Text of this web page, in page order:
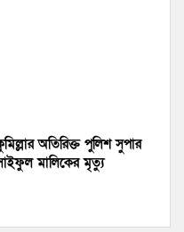
অতিরিক্ত পুলিশ সুপার
মালিকের মৃত্যু